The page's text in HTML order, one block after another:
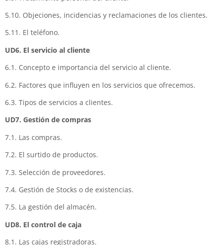
5.10. Objeciones, incidencias y reclamaciones de los clientes.
5.11. El teléfono.
UD6. El servicio al cliente
6.1. Concepto e importancia del servicio al cliente.
6.2. Factores que influyen en los servicios que ofrecemos.
6.3. Tipos de servicios a clientes.
UD7. Gestión de compras
7.1. Las compras.
7.2. El surtido de productos.
7.3. Selección de proveedores.
7.4. Gestión de Stocks o de existencias.
7.5. La gestión del almacén.
UD8. El control de caja
8.1. Las cajas registradoras.